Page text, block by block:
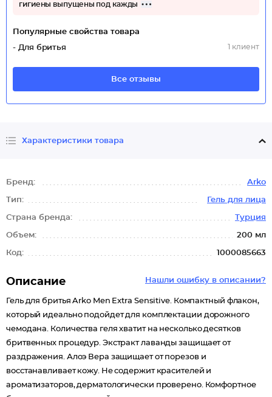
гигиены выпущены под кажды
Популярные свойства товара
- Для бритья
1 клиент
Все отзывы
Характеристики товара
Бренд: Arko
Тип: Гель для лица
Страна бренда: Турция
Объем: 200 мл
Код: 1000085663
Нашли ошибку в описании?
Описание
Гель для бритья Arko Men Extra Sensitive. Компактный флакон,
который идеально подойдет для комплектации дорожного
чемодана. Количества геля хватит на несколько десятков
бритвенных процедур. Экстракт лаванды защищает от
раздражения. Алоэ Вера защищает от порезов и
восстанавливает кожу. Не содержит красителей и
ароматизаторов, дерматологически проверено. Комфортное